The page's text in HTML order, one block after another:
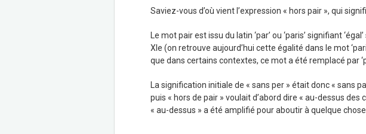
Saviez-vous d’où vient l’expression « hors pair », qui
Le mot pair est issu du latin ‘par’ ou ‘paris’ signifiant
XIe (on retrouve aujourd’hui cette égalité dans le mot
que dans certains contextes, ce mot a été remplacé par
La signification initiale de « sans per » était donc « sans
puis « hors de pair » voulait d’abord dire « au-dessus des
« au-dessus » a été amplifié pour aboutir à quelque